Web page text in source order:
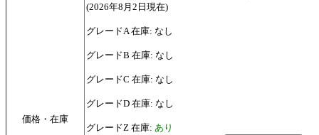
価格・在庫
(2026年8月2日現在)
グレードA 在庫: なし
グレードB 在庫: なし
グレードC 在庫: なし
グレードD 在庫: なし
グレードZ 在庫: あり